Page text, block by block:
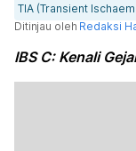
TIA (Transient
Ditinjau oleh Redaksi
IBS C: Kenali